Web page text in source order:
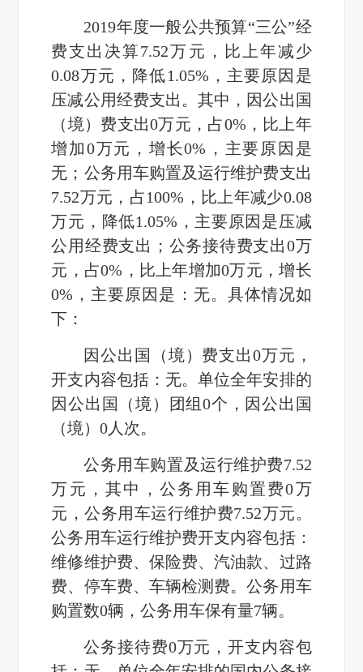
2019年度一般公共预算“三公”经
费支出决算7.52万元，比上年减少
0.08万元，降低1.05% ，主要原因是
压减公用经费支出。其中，因公出国
（境）费支出0万元，占0% ，比上年
增加0万元，增长0% ，主要原因是
无；公务用车购置及运行维护费支出
7.52万元，占100% ，比上年减少0.08
万元，降低1.05% ，主要原因是压减
公用经费支出；公务接待费支出0万
元，占0% ，比上年增加0万元，增长
0% ，主要原因是：无。具体情况如
下：
因公出国（境）费支出0万元，
开支内容包括：无。单位全年安排的
因公出国（境）团组0个，因公出国
（境）0人次。
公务用车购置及运行维护费7.52
万元，其中，公务用车购置费0万
元，公务用车运行维护费7.52万元。
公务用车运行维护费开支内容包括：
维修维护费、保险费、汽油款、过路
费、停车费、车辆检测费。公务用车
购置数0辆，公务用车保有量7辆。
公务接待费0万元，开支内容包